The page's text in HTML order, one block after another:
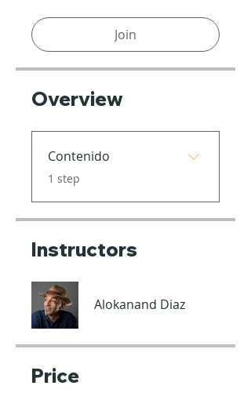
Join
Overview
Contenido
.1 step
Instructors
Alokanand Diaz
Price